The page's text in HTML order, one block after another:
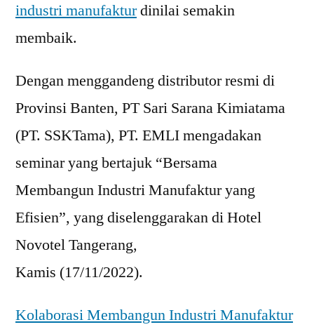
industri manufakturdinilai semakin
membaik.
Dengan menggandeng distributor resmi di
Provinsi Banten, PT Sari Sarana Kimiatama
(PT. SSKTama), PT. EMLI mengadakan
seminar yang bertajuk “Bersama
Membangun Industri Manufaktur yang
Efisien”, yang diselenggarakan di Hotel
Novotel Tangerang,
Kamis (17/11/2022).
Kolaborasi Membangun Industri Manufaktur